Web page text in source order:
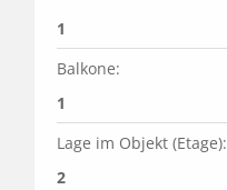
1
Balkone:
1
Lage im Objekt (Etage):
2